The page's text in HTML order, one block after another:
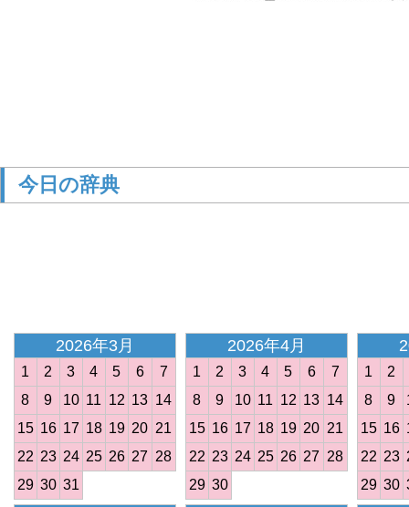
今日の辞典
2026年3月
1 2 3 4 5 6
7
8
9 10 11 12 13 14
15 16 17 18 19 20 21
22 23 24 25 26 27 28
29 30 31
2026年4月
1 2 3 4 5 6
7
8
9 10 11 12 13 14
15 16 17 18 19 20 21
22 23 24 25 26 27 28
29 30
1
2
8
9
15 16
22 23
29 30